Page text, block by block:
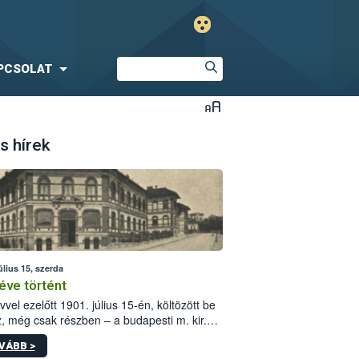
hírek
15, szerda
történt
ezelőtt 1901. július 15-én, költözött be
még csak részben – a budapesti m. kir.
állomás a Kis Rókus utca
alatti, Czigler Győző által tervezett új
>